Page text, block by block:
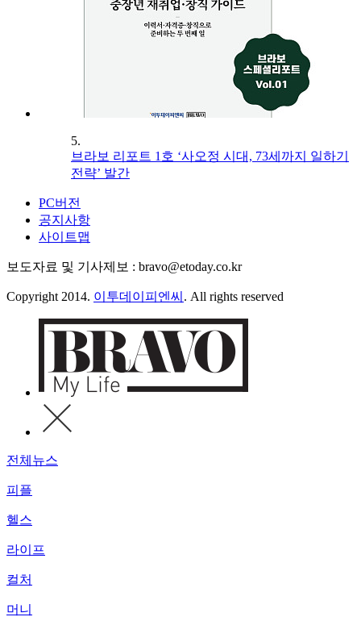
5.
브라보 리포트 1호 ‘사오정 시대, 73세까지 일하기
전략’ 발간
PC버전
공지사항
사이트맵
보도자료 및 기사제보 : bravo@etoday.co.kr
Copyright 2014. 이투데이피엔씨 . All rights reserved
전체뉴스
피플
헬스
라이프
컬처
머니